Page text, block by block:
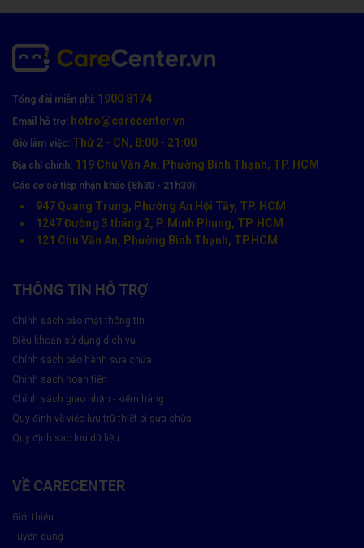
Tổng đài miễn phí: 1900 8174
Email hỗ trợ: hotro@carecenter.vn
Giờ làm việc: Thứ 2 - CN, 8:00 - 21:00
Địa chỉ chính: 119 Chu Văn An, Phường Bình Thạnh, TP. HCM
Các cơ sở tiếp nhận khác (8h30 - 21h30):
947 Quang Trung, Phường An Hội Tây, TP. HCM
1247 Đường 3 tháng 2, P. Minh Phụng, TP. HCM
121 Chu Văn An, Phường Bình Thạnh, TP.HCM
THÔNG TIN HỖ TRỢ
Chính sách bảo mật thông tin
Điều khoản sử dụng dịch vụ
Chính sách bảo hành sửa chữa
Chính sách hoàn tiền
Chính sách giao nhận - kiểm hàng
Quy định về việc lưu trữ thiết bị sửa chữa
Quy định sao lưu dữ liệu
VỀ CARECENTER
Giới thiệu
Tuyển dụng